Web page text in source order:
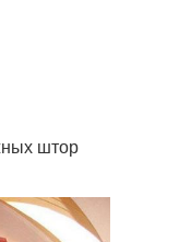
штор